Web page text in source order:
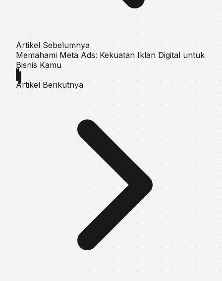
Artikel Sebelumnya
Memahami Meta Ads: Kekuatan Iklan Digital untuk
Bisnis Kamu
Artikel Berikutnya